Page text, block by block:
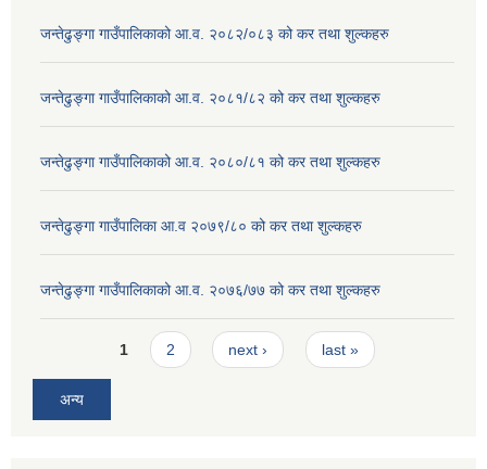
जन्तेढुङ्गा गाउँपालिकाको आ.व. २०८२/०८३ को कर तथा शुल्कहरु
जन्तेढुङ्गा गाउँपालिकाको आ.व. २०८१/८२ को कर तथा शुल्कहरु
जन्तेढुङ्गा गाउँपालिकाको आ.व. २०८०/८१ को कर तथा शुल्कहरु
जन्तेढुङ्गा गाउँपालिका आ.व २०७९/८० को कर तथा शुल्कहरु
जन्तेढुङ्गा गाउँपालिकाको आ.व. २०७६/७७ को कर तथा शुल्कहरु
Pages1 2 next › last »
अन्य